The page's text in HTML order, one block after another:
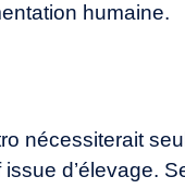
humaine.
nécessiterait
d’élevage.